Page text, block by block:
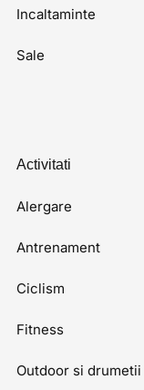
Incaltaminte
Sale
Activitati
Alergare
Antrenament
Ciclism
Fitness
Outdoor si drumetii